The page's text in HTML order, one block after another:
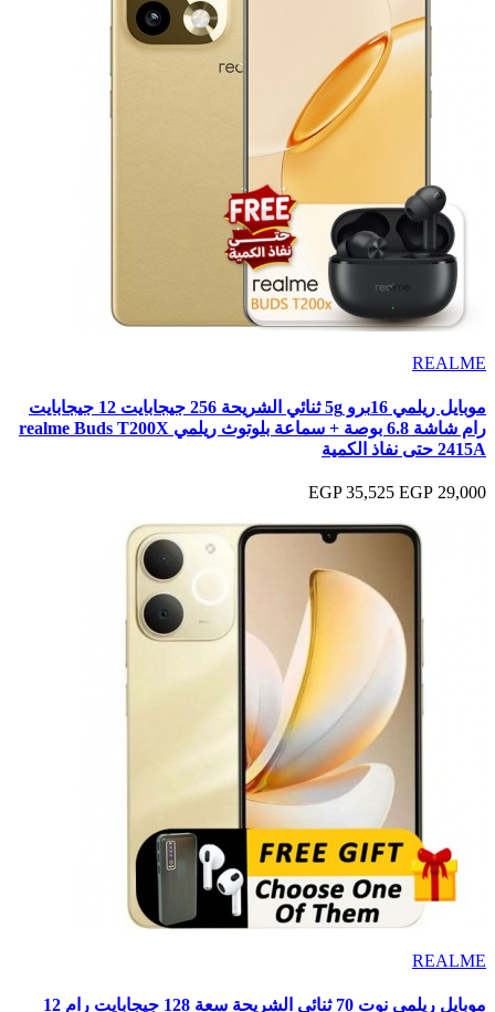
REALME
موبايل ريلمي 16برو 5g ثنائي الشريحة 256 جيجابايت 12 جيجابايت
رام شاشة 6.8 بوصة + سماعة بلوتوث ريلمي realme Buds T200X
2415A حتى نفاذ الكمية
29,000 EGP
35,525 EGP
REALME
موبايل ريلمى نوت 70 ثنائى الشريحة سعة 128 جيجابايت رام 12